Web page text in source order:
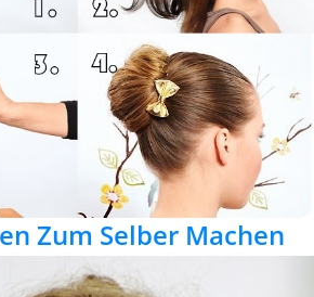
Zum Selber Machen